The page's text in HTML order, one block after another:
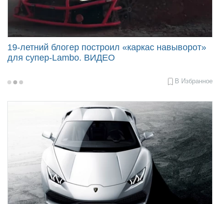
19-летний блогер построил «каркас навыворот»
для супер-Lambo. ВИДЕО
2019-
В Избранное